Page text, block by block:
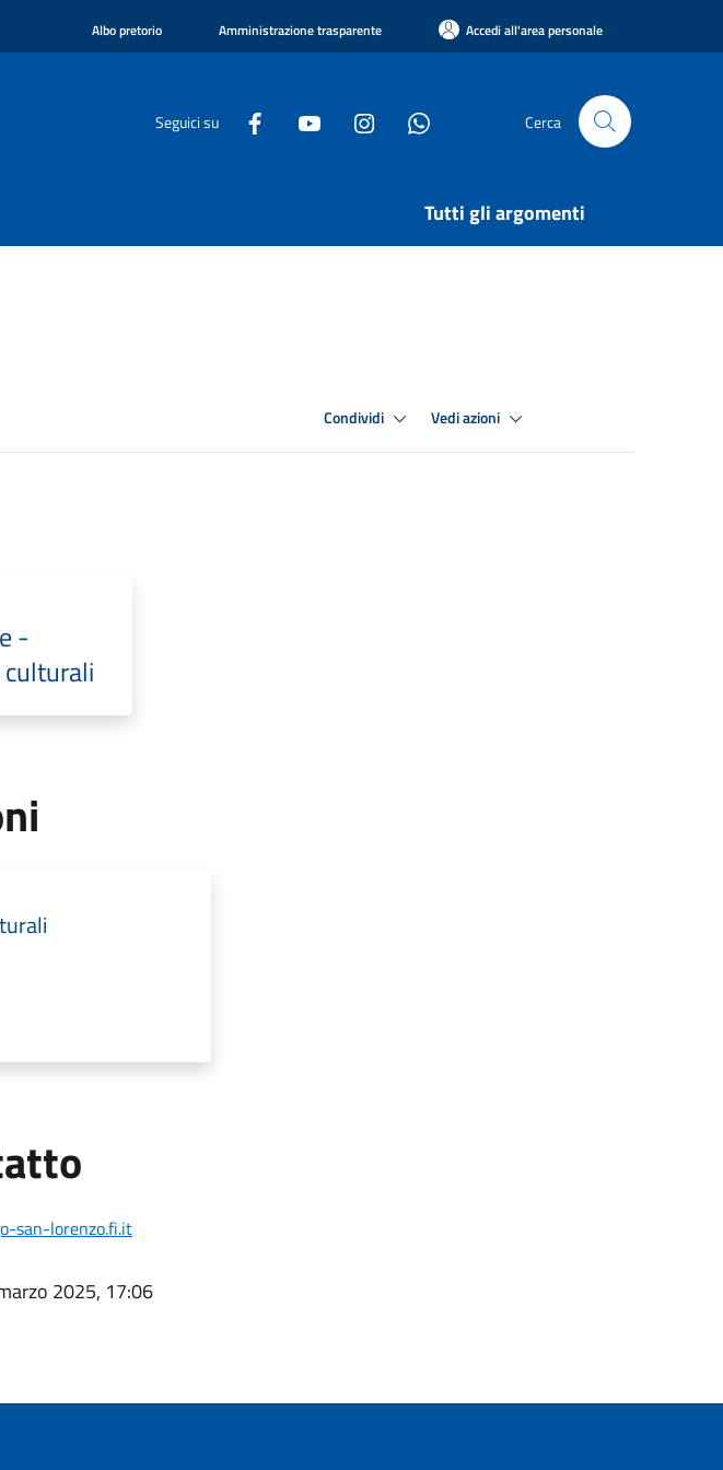
Albo pretorio Amministrazione trasparente Accedi all'area personale
Seguici su Cerca
Tutti gli argomenti
Condividi Vedi azioni
-
san-lorenzo.fi.it
2025, 17:06